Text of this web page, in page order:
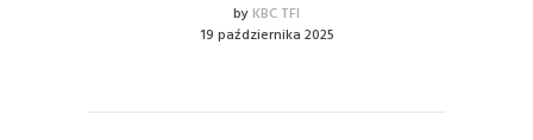
by KBC TFI
19 października 2025